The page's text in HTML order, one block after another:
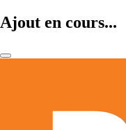
Ajout en cours...